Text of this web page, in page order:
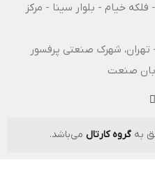
خیام - بلوار سینا - مرکز
آزادراه تبریز - تهران، شهرک صنعتی پرفسور
صنعت
بهگروه کارتال می‌باشد.